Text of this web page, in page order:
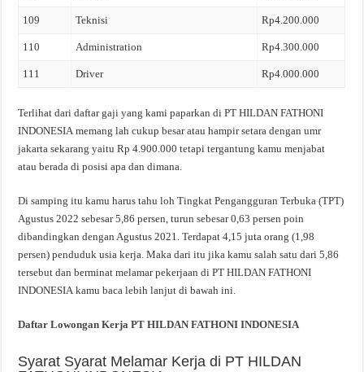
109 Teknisi Rp4.200.000
110 Administration Rp4.300.000
111 Driver Rp4.000.000
Terlihat dari daftar gaji yang kami paparkan di PT HILDAN FATHONI
INDONESIA memang lah cukup besar atau hampir setara dengan umr
jakarta sekarang yaitu Rp 4.900.000 tetapi tergantung kamu menjabat
atau berada di posisi apa dan dimana.
Di samping itu kamu harus tahu loh Tingkat Pengangguran Terbuka (TPT)
Agustus 2022 sebesar 5,86 persen, turun sebesar 0,63 persen poin
dibandingkan dengan Agustus 2021. Terdapat 4,15 juta orang (1,98
persen) penduduk usia kerja. Maka dari itu jika kamu salah satu dari 5,86
tersebut dan berminat melamar pekerjaan di PT HILDAN FATHONI
INDONESIA kamu baca lebih lanjut di bawah ini.
Daftar Lowongan Kerja PT HILDAN FATHONI INDONESIA
Syarat Syarat Melamar Kerja di PT HILDAN